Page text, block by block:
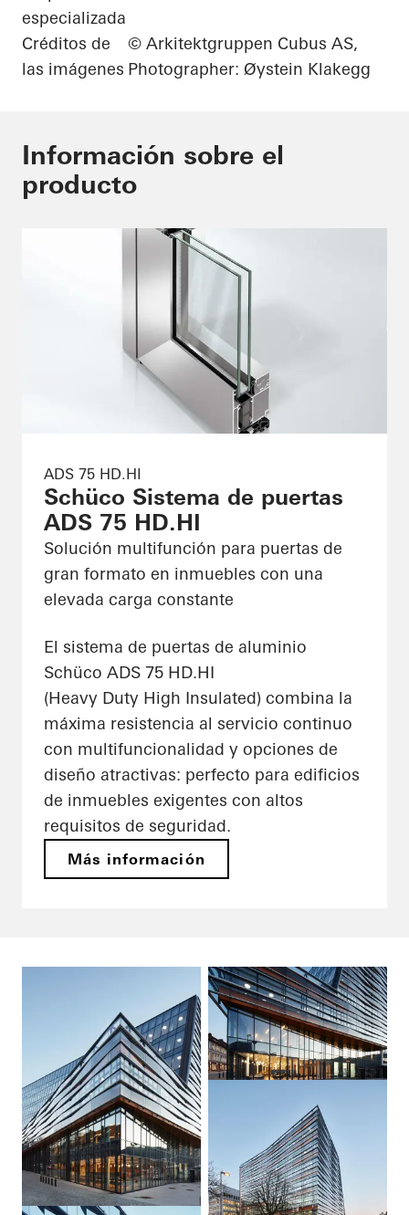
especializada
Créditos de
las imágenes
© Arkitektgruppen Cubus AS,
Photographer: Øystein Klakegg
Información sobre el
producto
ADS 75 HD.HI
Schüco Sistema de puertas
ADS 75 HD.HI
Solución multifunción para puertas de
gran formato en inmuebles con una
elevada carga constante
El sistema de puertas de aluminio
Schüco ADS 75 HD.HI
(Heavy Duty High Insulated) combina la
máxima resistencia al servicio continuo
con multifuncionalidad y opciones de
diseño atractivas: perfecto para edificios
de inmuebles exigentes con altos
requisitos de seguridad.
Más información